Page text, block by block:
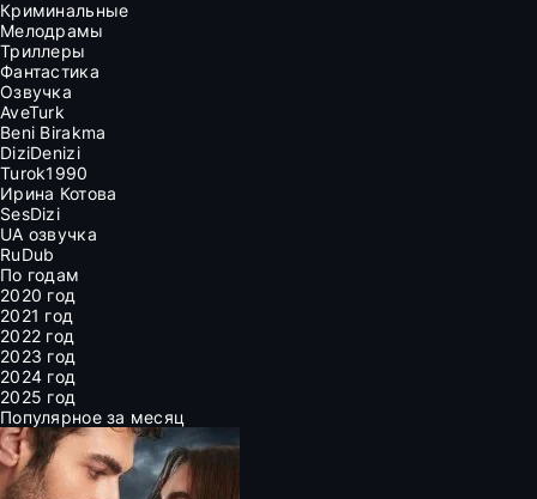
Криминальные
Мелодрамы
Триллеры
Фантастика
Озвучка
AveTurk
Beni Birakma
DiziDenizi
Turok1990
Ирина Котова
SesDizi
UA озвучка
RuDub
По годам
2020 год
2021 год
2022 год
2023 год
2024 год
2025 год
Популярное за месяц